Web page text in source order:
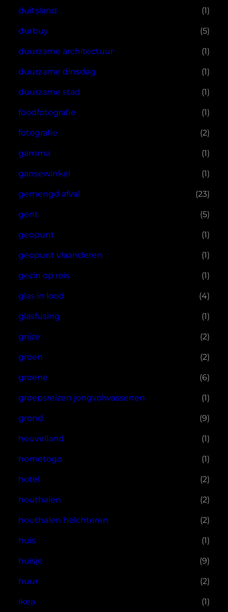
duitsland (1)
durbuy (5)
duurzame architectuur (1)
duurzame dinsdag (1)
duurzame stad (1)
foodfotografie (1)
fotografie (2)
gamma (1)
gansewinkel (1)
gemengd afval (23)
gent (5)
geopunt (1)
geopunt vlaanderen (1)
gezin op reis (1)
glas in lood (4)
glasfusing (1)
grijze (2)
groen (2)
groene (6)
groepsreizen jongvolwassenen (1)
grond (9)
heuvelland (1)
hometogo (1)
hotel (2)
houthalen (2)
houthalen helchteren (2)
huis (1)
huisje (9)
huur (2)
ikea (1)